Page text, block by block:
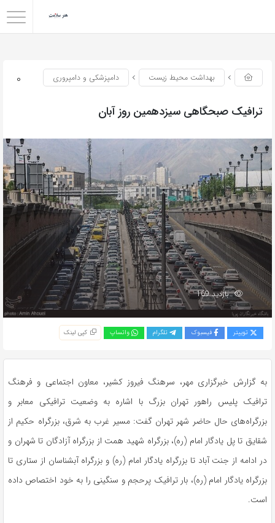
0 بهداشت محیط زیست دامپزشکی و دامپروری
ترافیک صبحگاهی سیزدهمین روز آبان
بازدید 169
توییتر فیسبوک تلگرام واتساپ کپی لینک
به گزارش خبرگزاری مهر، سرهنگ فیروز کشیر، معاون اجتماعی و فرهنگ
ترافیک پلیس راهور تهران بزرگ با اشاره به وضعیت ترافیکی معابر و
بزرگراه‌های حال حاضر شهر تهران گفت: مسیر غرب به شرق، بزرگراه حکیم از
شقایق تا پل یادگار امام (ره)، بزرگراه شهید همت از بزرگراه آزادگان تا شهران و
در ادامه از جنت آباد تا بزرگراه یادگار امام (ره) و بزرگراه آبشناسان از ستاری تا
بزرگراه یادگار امام (ره)، بار ترافیک پرحجم و سنگینی را به خود اختصاص داده
است.